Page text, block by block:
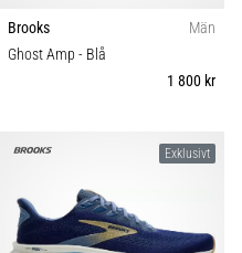
Brooks
Män
Ghost Amp - Blå
1 800 kr
Exklusivt